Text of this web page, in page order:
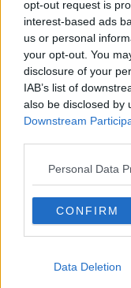
opt-out request is
interest-based ads
us or personal
your opt-out. You
disclosure of your
IAB’s list of
also be disclosed by
Downstream
Personal Data
CONFIRM
Data Deletion
Sono solo parole
Odi et amo
Pensieri in disordine
Vitamina D
La strada
Caso & cambiamento
Com'esuli pensieri
La trappola di
Storia di io - Quasi
Quasi una lezione
Spleen
Lettera a un amico
Lettera al sultano
La calura